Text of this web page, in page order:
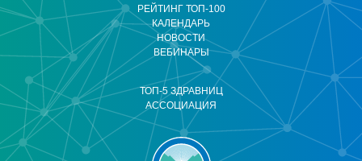
РЕЙТИНГ ТОП-100
КАЛЕНДАРЬ
НОВОСТИ
ВЕБИНАРЫ
ТОП-5 ЗДРАВНИЦ
АССОЦИАЦИЯ